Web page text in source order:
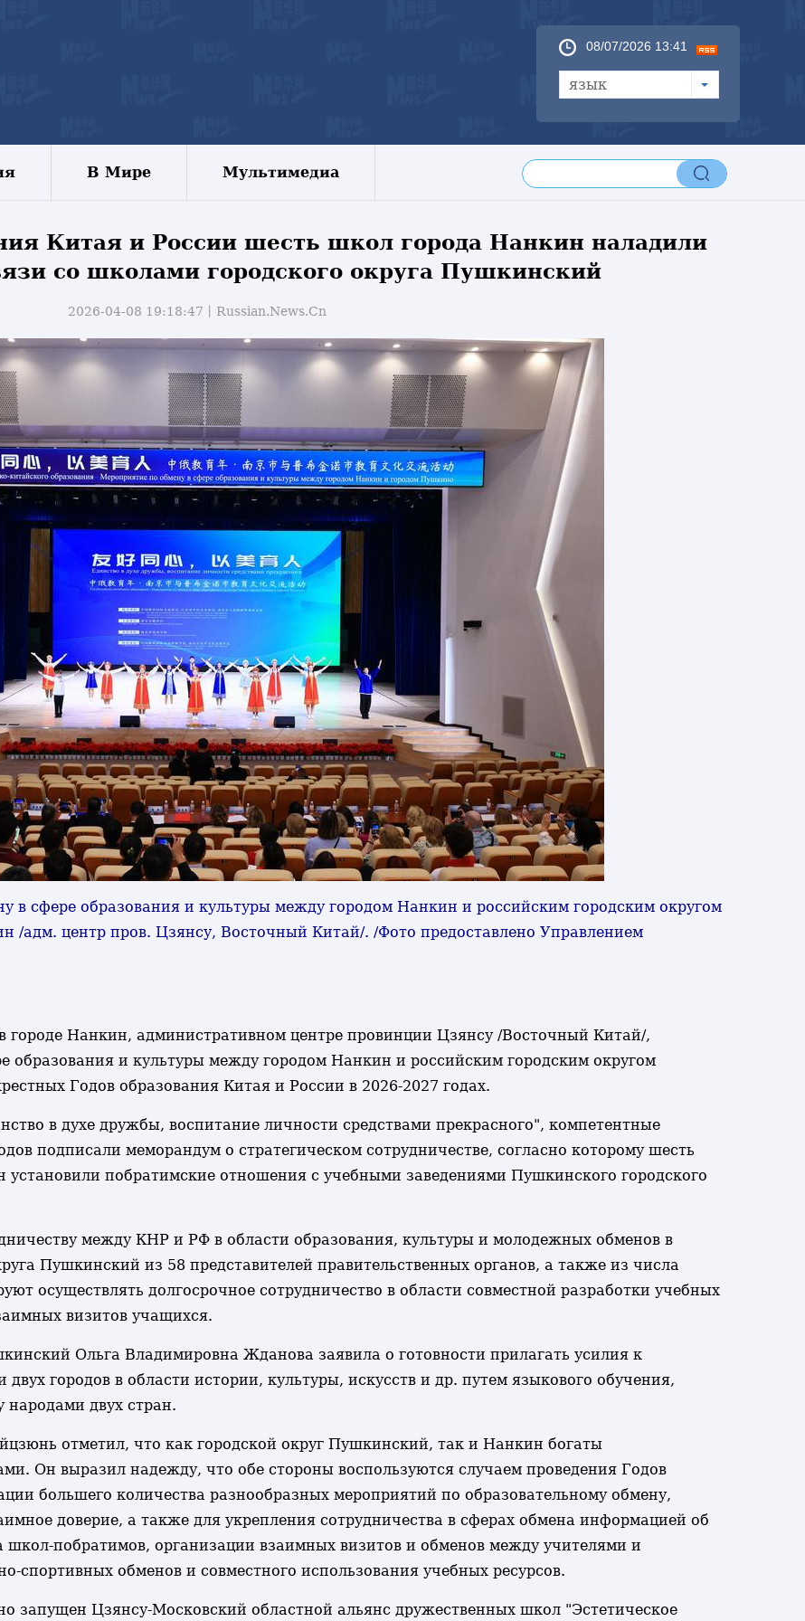
08/07/2026 13:41
язык
В Мире Мультимедиа
Китая и России шесть школ города Нанкин наладили
со школами городского округа Пушкинский
2026-04-08 19:18:47丨 Russian.News.Cn
в сфере образования и культуры между городом Нанкин и российским городским округом
/адм. центр пров. Цзянсу, Восточный Китай/. /Фото предоставлено Управлением
городе Нанкин, административном центре провинции Цзянсу /Восточный Китай/,
образования и культуры между городом Нанкин и российским городским округом
Годов образования Китая и России в 2026-2027 годах.
в духе дружбы, воспитание личности средствами прекрасного", компетентные
подписали меморандум о стратегическом сотрудничестве, согласно которому шесть
побратимские отношения с учебными заведениями Пушкинского городского
между КНР и РФ в области образования, культуры и молодежных обменов в
Пушкинский из 58 представителей правительственных органов, а также из числа
осуществлять долгосрочное сотрудничество в области совместной разработки учебных
визитов учащихся.
Ольга Владимировна Жданова заявила о готовности прилагать усилия к
городов в области истории, культуры, искусств и др. путем языкового обучения,
двух стран.
отметил, что как городской округ Пушкинский, так и Нанкин богаты
Он выразил надежду, что обе стороны воспользуются случаем проведения Годов
большего количества разнообразных мероприятий по образовательному обмену,
доверие, а также для укрепления сотрудничества в сферах обмена информацией об
школ-побратимов, организации взаимных визитов и обменов между учителями и
спортивных обменов и совместного использования учебных ресурсов.
запущен Цзянсу-Московский областной альянс дружественных школ "Эстетическое